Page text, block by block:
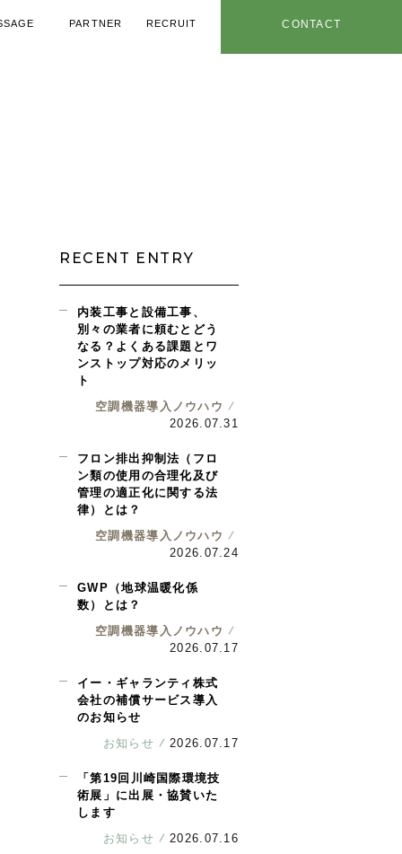
PARTNER
RECRUIT
CONTACT
RECENT ENTRY
内装工事と設備工事、
別々の業者に頼むとどう
なる？よくある課題とワ
ンストップ対応のメリッ
ト
空調機器導入ノウハウ
2026.07.31
フロン排出抑制法（フロ
ン類の使用の合理化及び
管理の適正化に関する法
律）とは？
空調機器導入ノウハウ
2026.07.24
GWP（地球温暖化係
数）とは？
空調機器導入ノウハウ
2026.07.17
イー・ギャランティ株式
会社の補償サービス導入
のお知らせ
お知らせ
2026.07.17
「第19回川崎国際環境技
術展」に出展・協賛いた
します
お知らせ
2026.07.16